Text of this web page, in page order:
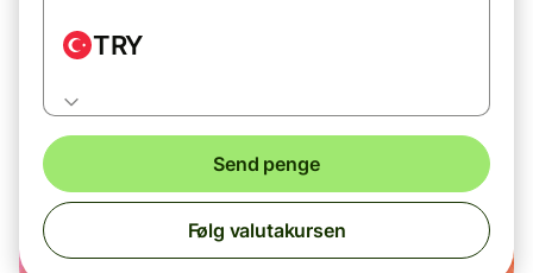
TRY
Send penge
Følg valutakursen